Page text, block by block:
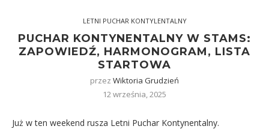
LETNI PUCHAR KONTYLENTALNY
PUCHAR KONTYNENTALNY W STAMS:
ZAPOWIEDŹ, HARMONOGRAM, LISTA
STARTOWA
przez Wiktoria Grudzień
12 września, 2025
Już w ten weekend rusza Letni Puchar Kontynentalny.